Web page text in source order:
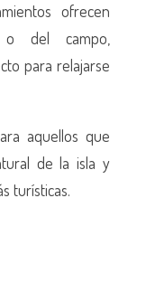
ofrecen
del campo,
para relajarse
aquellos que
de la isla y
turísticas.